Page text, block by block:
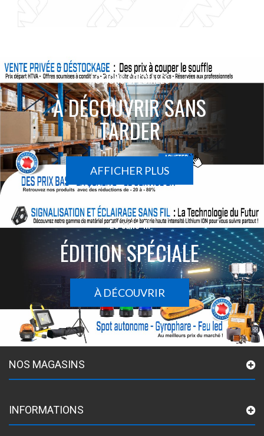
ACTIONS SPÉCIALES
À DÉCOUVRIR SANS
TARDER
AFFICHER PLUS
Le sans-fil
ÉDITION SPÉCIALE
À DÉCOUVRIR
NOS MAGASINS
INFORMATIONS